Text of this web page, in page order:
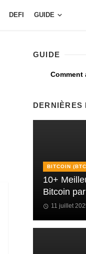
DEFI GUIDE
GUIDE
Comment
DERNIÈRES
BITCOIN
10+
Bitcoin
11 juillet